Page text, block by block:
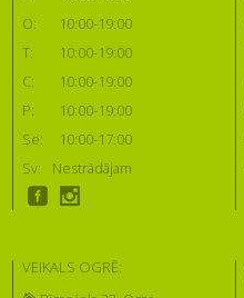
O:
10:00-19:00
T:
10:00-19:00
C:
10:00-19:00
P:
10:00-19:00
Se:
10:00-17:00
Sv:
Nestrādājam
VEIKALS OGRĒ: